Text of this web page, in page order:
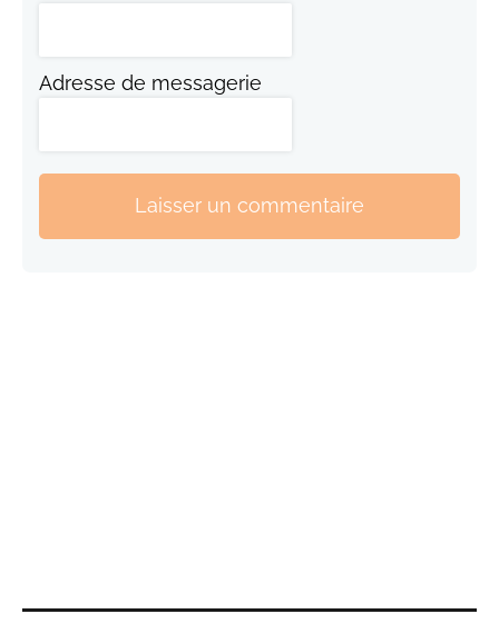
Adresse de messagerie
Laisser un commentaire